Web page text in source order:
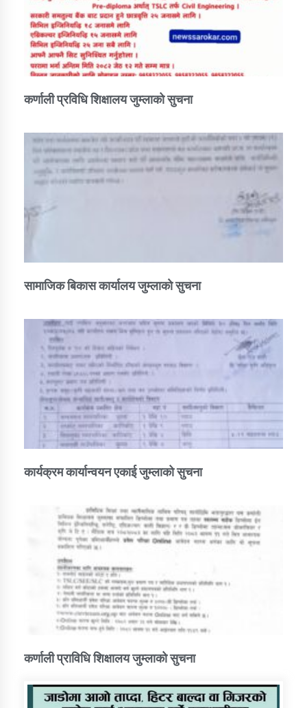
कर्णाली प्रविधि शिक्षालय जुम्लाको सुचना
सामाजिक बिकास कार्यालय जुम्लाकाे सुचना
कार्यक्रम कार्यान्वयन एकाई जुम्लाको सुचना
कर्णाली प्राविधि शिक्षालय जुम्लाको सुचना